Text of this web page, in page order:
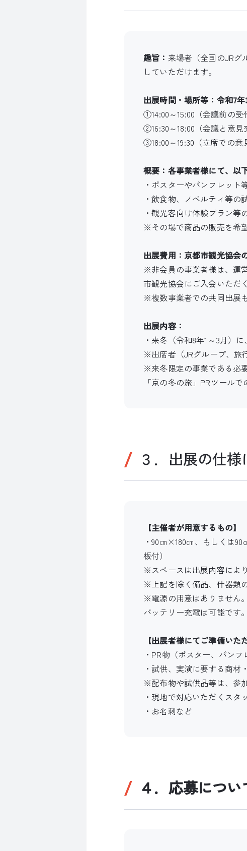
趣旨： 来場者（全国のJRグ
していただけます。
出展時間・場所等：令和7
①14:00～15:00（会議前の
②16:30～18:00（会議と意
③18:00～19:30（立席での
概要：各事業者様にて、以
・ポスターやパンフレット
・飲食物、ノベルティ等
・観光客向け体験プラン
※その場で商品の販売を希
出展費用：京都市観光協会
※非会員の事業者様は、運
市観光協会にご入会いただ
※複数事業者での共同出展
出展内容：
・来冬（令和8年1～3月）
※出席者（JRグループ、旅
※来冬限定の事業である必
「京の冬の旅」PRツール
３．出展の仕
【主催者が用意するもの】
・90㎝×180㎝、もしくは
板付）
※スペースは出展内容によ
※上記を除く備品、什器類
※電源の用意はありません
バッテリー充電は可能です。
【出展者様にてご準備いた
・PR物（ポスター、パンフ
・試供、実演に要する商
※配布物や試供品等は、参
・現地で対応いただくスタ
・お名刺など
４．応募につい